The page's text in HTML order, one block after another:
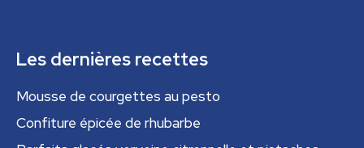
Les dernières recettes
Mousse de courgettes au pesto
Confiture épicée de rhubarbe